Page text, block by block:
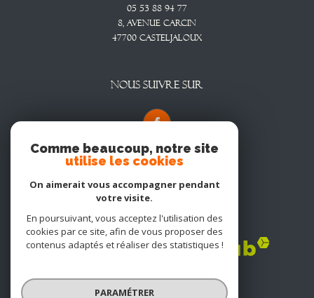
05 53 88 94 77
8, Avenue CARCIN
47700
CASTELJALOUX
NOUS SUIVRE SUR
Adhérents
Comme beaucoup, notre site
utilise les cookies
On aimerait vous accompagner pendant
votre visite.
En poursuivant, vous acceptez l'utilisation des
cookies par ce site, afin de vous proposer des
contenus adaptés et réaliser des statistiques !
PARAMÉTRER